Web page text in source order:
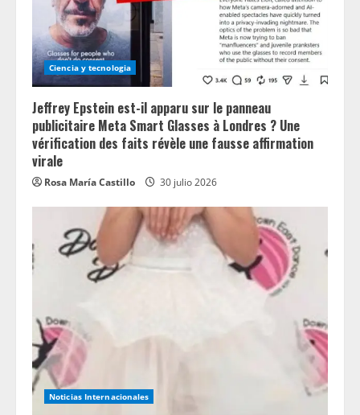
Ciencia y tecnologia
Jeffrey Epstein est-il apparu sur le panneau
publicitaire Meta Smart Glasses à Londres ? Une
vérification des faits révèle une fausse affirmation
virale
Rosa María Castillo 30 julio 2026
Noticias Internacionales